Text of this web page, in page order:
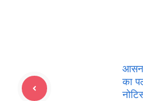
का